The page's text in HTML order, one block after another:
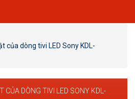
của dòng tivi LED Sony KDL-
CỦA DÒNG TIVI LED SONY KDL-